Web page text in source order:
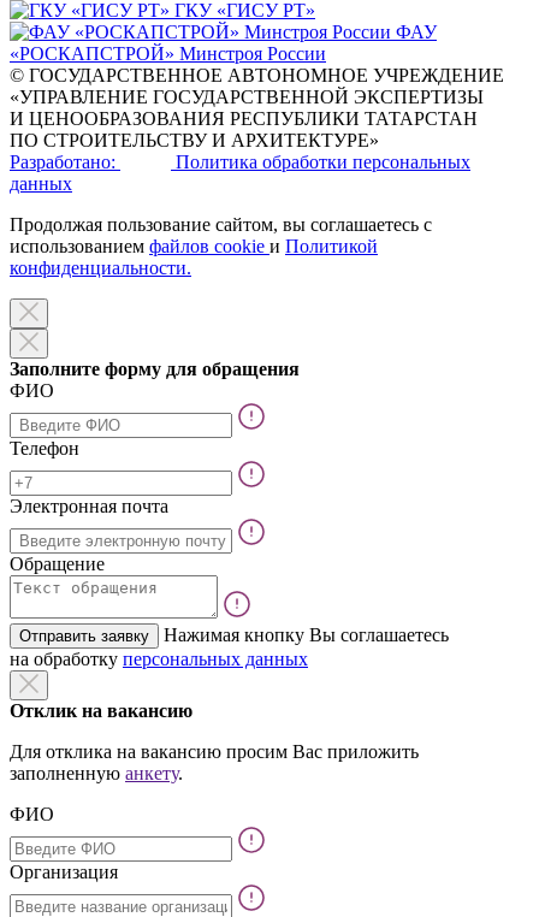
ГКУ «ГИСУ РТ»
ФАУ
«РОСКАПСТРОЙ» Минстроя России
© ГОСУДАРСТВЕННОЕ АВТОНОМНОЕ УЧРЕЖДЕНИЕ
«УПРАВЛЕНИЕ ГОСУДАРСТВЕННОЙ ЭКСПЕРТИЗЫ
И ЦЕНООБРАЗОВАНИЯ РЕСПУБЛИКИ ТАТАРСТАН
ПО СТРОИТЕЛЬСТВУ И АРХИТЕКТУРЕ»
Разработано:
Политика обработки персональных
данных
Продолжая пользование сайтом, вы соглашаетесь с
использованием файлов cookie и Политикой
конфиденциальности.
Заполните форму для обращения
ФИО
Телефон
Электронная почта
Обращение
Отправить заявку
Нажимая кнопку Вы соглашаетесь
на обработку персональных данных
Отклик на вакансию
Для отклика на вакансию просим Вас приложить
заполненную анкету.
ФИО
Организация